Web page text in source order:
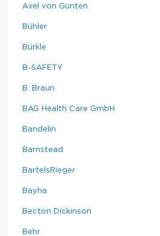
Axel von Gunten
Bühler
Bürkle
B-SAFETY
B. Braun
BAG Health Care GmbH
Bandelin
Barnstead
BartelsRieger
Bayha
Becton Dickinson
Behr